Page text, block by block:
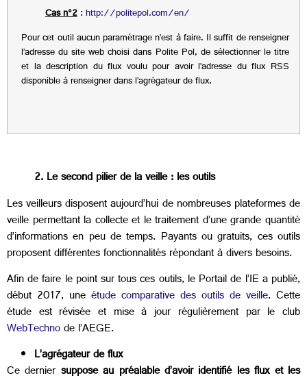
Cas n°2:http://politepol.com/en/
Pour cet outil aucun paramétrage n’est à faire. Il suffit de renseigner
l’adresse du site web choisi dans Polite Pol, de sélectionner le titre
et la description du flux voulu pour avoir l’adresse du flux RSS
disponible à renseigner dans l’agrégateur de flux.
2. Le second pilier de la veille : les outils
Les veilleurs disposent aujourd’hui de nombreuses plateformes de
veille permettant la collecte et le traitement d’une grande quantité
d’informations en peu de temps. Payants ou gratuits, ces outils
proposent différentes fonctionnalités répondant à divers besoins.
Afin de faire le point sur tous ces outils, le Portail de l’IE a publié,
début 2017, une étude comparative des outils de veille. Cette
étude est révisée et mise à jour régulièrement par le club
WebTechnode l’AEGE.
L’agrégateur de flux
Ce dernier suppose au préalable d’avoir identifié les flux et les